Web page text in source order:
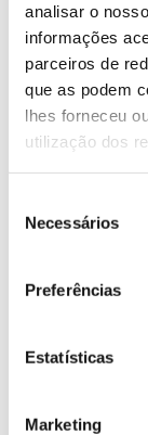
analisar o
informações
parceiros de
que as podem
lhes forneceu
utilização dos
Necessários
Preferências
Estatísticas
Marketing
Além da sua
inúmeros
Elas são
árvores
regulação do
prevenir a
diversas
como os